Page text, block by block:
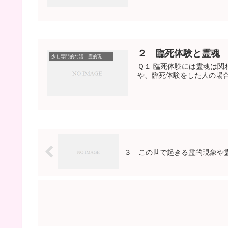
２ 臨死体験と霊魂
Ｑ１ 臨死体験には霊魂は
や、臨死体験をした人の場
３ この世で起きる霊的現象や